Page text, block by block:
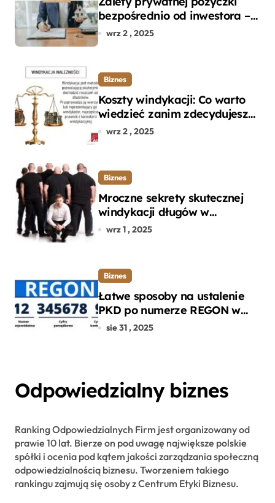
bezpośrednio od inwestora –
dlaczego warto?
wrz 2 , 2025
Biznes
Koszty windykacji: Co warto
wiedzieć zanim zdecydujesz
się na odzyskanie długu?
wrz 2 , 2025
Biznes
Mroczne sekrety skutecznej
windykacji długów w
departamencie windykacji
wrz 1 , 2025
Biznes
Łatwe sposoby na ustalenie
PKD po numerze REGON w
kilku prostych krokach
sie 31 , 2025
Odpowiedzialny biznes
Ranking Odpowiedzialnych Firm jest organizowany od
prawie 10 lat. Bierze on pod uwagę największe polskie
spółki i ocenia pod kątem jakości zarządzania społeczną
odpowiedzialnością biznesu. Tworzeniem takiego
rankingu zajmują się osoby z Centrum Etyki Biznesu.